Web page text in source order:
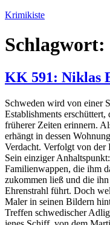
Zum
springen
Krimikiste
Schlagwort:
KK 591: Niklas
Schweden wird von einer
Establishments
früherer Zeiten erinnern.
erhängt in dessen
Verdacht. Verfolgt von der
Sein einziger
Familienwappen, die ihm
zukommen ließ und die
Ehrenstrahl führt. Doch
Maler in seinen Bildern
Treffen schwedischer